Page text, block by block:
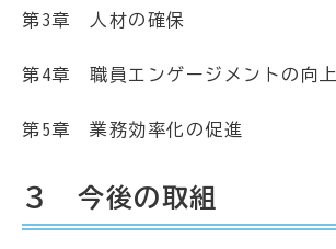
第3章 人材の確保
第4章 職員エンゲージメントの向上
第5章 業務効率化の促進
３ 今後の取組